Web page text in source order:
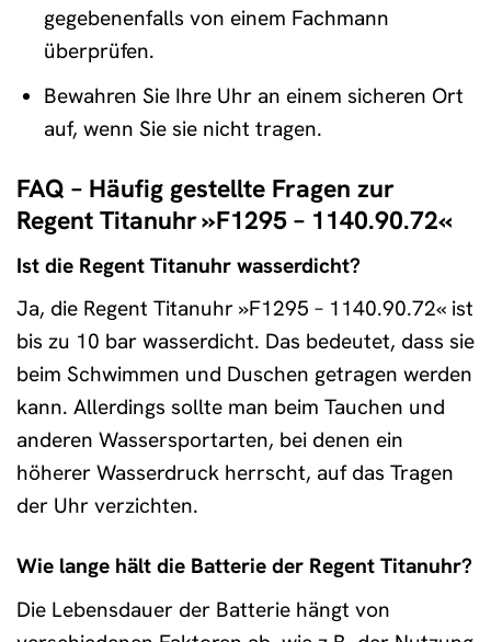
gegebenenfalls von einem Fachmann
überprüfen.
Bewahren Sie Ihre Uhr an einem sicheren Ort
auf, wenn Sie sie nicht tragen.
FAQ – Häufig gestellte Fragen zur
Regent Titanuhr »F1295 – 1140.90.72«
Ist die Regent Titanuhr wasserdicht?
Ja, die Regent Titanuhr »F1295 – 1140.90.72« ist
bis zu 10 bar wasserdicht. Das bedeutet, dass sie
beim Schwimmen und Duschen getragen werden
kann. Allerdings sollte man beim Tauchen und
anderen Wassersportarten, bei denen ein
höherer Wasserdruck herrscht, auf das Tragen
der Uhr verzichten.
Wie lange hält die Batterie der Regent Titanuhr?
Die Lebensdauer der Batterie hängt von